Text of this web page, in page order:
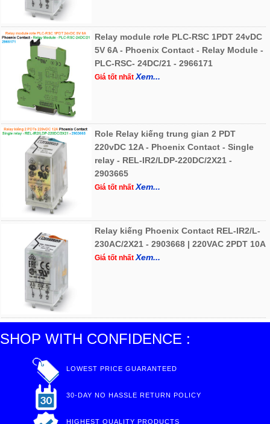
Relay module rơle PLC-RSC 1PDT 24vDC
5V 6A - Phoenix Contact - Relay Module -
PLC-RSC- 24DC/21 - 2966171
Giá tốt nhấtXem...
Role Relay kiếng trung gian 2 PDT
220vDC 12A - Phoenix Contact - Single
relay - REL-IR2/LDP-220DC/2X21 -
2903665
Giá tốt nhấtXem...
Relay kiếng Phoenix Contact REL-IR2/L-
230AC/2X21 - 2903668 | 220VAC 2PDT 10A
Giá tốt nhấtXem...
SHOP WITH CONFIDENCE :
LOWEST PRICE GUARANTEED
30-DAY NO HASSLE RETURN POLICY
HIGHEST QUALITY PRODUCTS